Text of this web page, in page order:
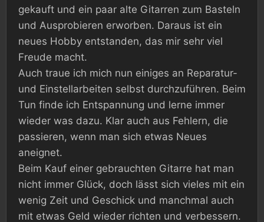
gekauft und ein paar alte Gitarren zum Basteln
und Ausprobieren erworben. Daraus ist ein
neues Hobby entstanden, das mir sehr viel
Freude macht.
Auch traue ich mich nun einiges an Reparatur-
und Einstellarbeiten selbst durchzuführen. Beim
Tun finde ich Entspannung und lerne immer
wieder was dazu. Klar auch aus Fehlern, die
passieren, wenn man sich etwas Neues
aneignet.
Beim Kauf einer gebrauchten Gitarre hat man
nicht immer Glück, doch lässt sich vieles mit ein
wenig Zeit und Geschick und manchmal auch
mit etwas Geld wieder richten und verbessern.